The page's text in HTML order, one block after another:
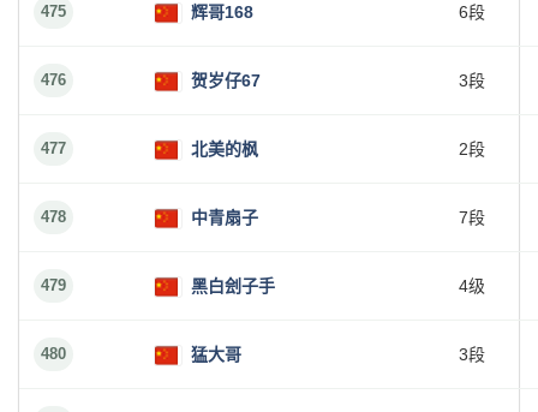
475 辉哥168 6段
476 贺岁仔67 3段
477 北美的枫 2段
478 中青扇子 7段
479 黑白刽子手 4级
480 猛大哥 3段